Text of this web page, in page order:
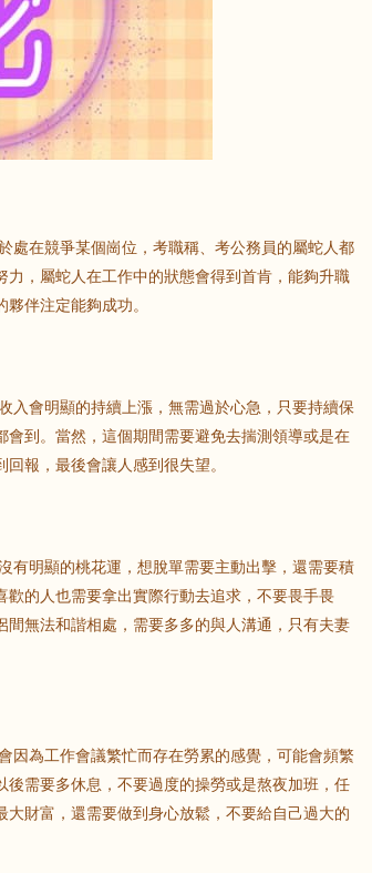
在競爭某個崗位，考職稱、考公務員的屬蛇人都
，屬蛇人在工作中的狀態會得到首肯，能夠升職
伴注定能夠成功。
會明顯的持續上漲，無需過於心急，只要持續保
到。當然，這個期間需要避免去揣測領導或是在
報，最後會讓人感到很失望。
明顯的桃花運，想脫單需要主動出擊，還需要積
的人也需要拿出實際行動去追求，不要畏手畏
無法和諧相處，需要多多的與人溝通，只有夫妻
為工作會議繁忙而存在勞累的感覺，可能會頻繁
需要多休息，不要過度的操勞或是熬夜加班，任
財富，還需要做到身心放鬆，不要給自己過大的
鼠 牛 虎